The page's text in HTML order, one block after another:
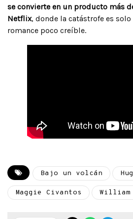
se convierte en un producto más
Netflix, donde la catástrofe es
romance poco creíble.
Bajo un volcán
Maggie Civantos William